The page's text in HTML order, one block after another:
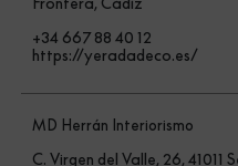
+34 667 88 40 12
https://yeradadeco.es/
MD Herrán Interiorismo
C. Virgen del Valle, 26, 41011